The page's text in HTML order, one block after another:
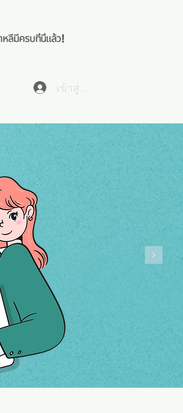
เข้าสู่ระบบ